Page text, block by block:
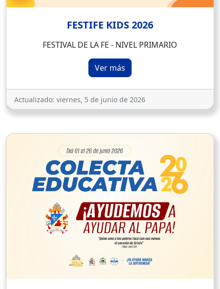
FESTIFE KIDS 2026
FESTIVAL DE LA FE - NIVEL PRIMARIO
Ver más
Actualizado: viernes, 5 de junio de 2026